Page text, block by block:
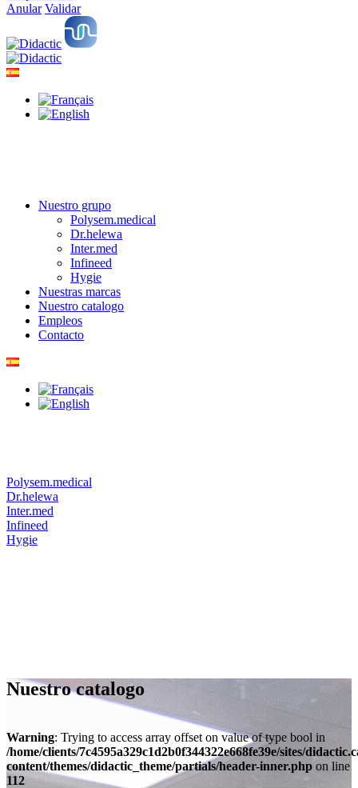
Anular Validar
Nuestro grupo
Polysem.medical
Dr.helewa
Inter.med
Infineed
Hygie
Nuestras marcas
Nuestro catalogo
Empleos
Contacto
Polysem.medical
Dr.helewa
Inter.med
Infineed
Hygie
Nuestro catalogo
Warning: Trying to access array offset on value of type bool in
/home/clients/7c4595a329c1d2b0f344322e668fe39e/sites/
content/themes/didactic_theme/partials/header-inner.php on line
112